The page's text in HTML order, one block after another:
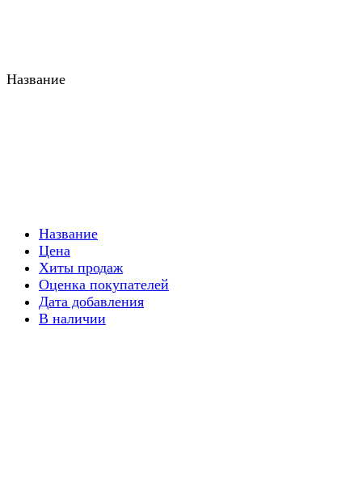
Название
Название
Цена
Хиты продаж
Оценка покупателей
Дата добавления
В наличии